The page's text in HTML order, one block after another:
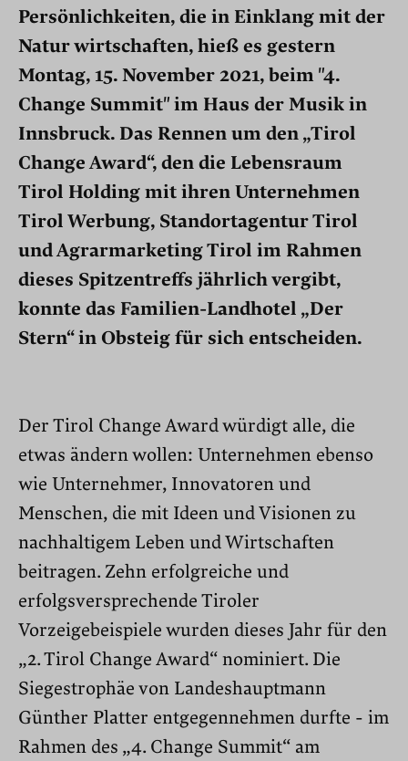
Persönlichkeiten, die in Einklang mit der
Natur wirtschaften, hieß es gestern
Montag, 15. November 2021, beim "4.
Change Summit" im Haus der Musik in
Innsbruck. Das Rennen um den „Tirol
Change Award“, den die Lebensraum
Tirol Holding mit ihren Unternehmen
Tirol Werbung, Standortagentur Tirol
und Agrarmarketing Tirol im Rahmen
dieses Spitzentreffs jährlich vergibt,
konnte das Familien-Landhotel „Der
Stern“ in Obsteig für sich entscheiden.
Der Tirol Change Award würdigt alle, die
etwas ändern wollen: Unternehmen ebenso
wie Unternehmer, Innovatoren und
Menschen, die mit Ideen und Visionen zu
nachhaltigem Leben und Wirtschaften
beitragen. Zehn erfolgreiche und
erfolgsversprechende Tiroler
Vorzeigebeispiele wurden dieses Jahr für den
„2. Tirol Change Award“ nominiert. Die
Siegestrophäe von Landeshauptmann
Günther Platter entgegennehmen durfte - im
Rahmen des „4. Change Summit“ am